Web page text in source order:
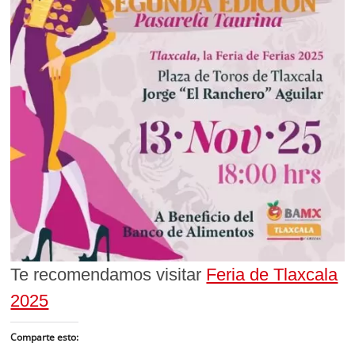
Te recomendamos visitar Feria de Tlaxcala
2025
Comparte esto: